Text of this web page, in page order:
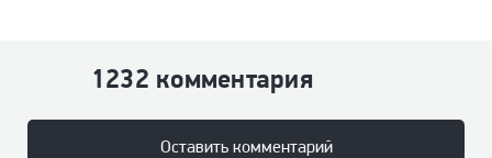
1232 комментария
Оставить комментарий